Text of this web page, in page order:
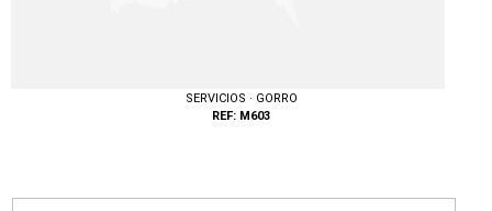
SERVICIOS · GORRO
REF: M603